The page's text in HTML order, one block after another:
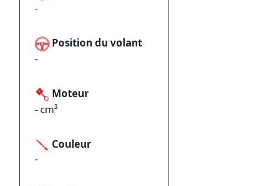
-
Position du volant
-
Moteur
- cm³
Couleur
-